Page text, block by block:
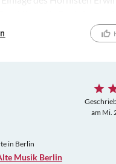
ventillosen
Insgesamt ein
am Mi.
in Berlin
Musik Berlin